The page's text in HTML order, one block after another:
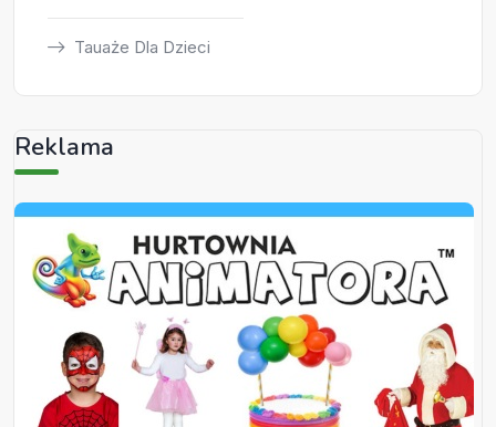
Tauaże Dla Dzieci
Reklama